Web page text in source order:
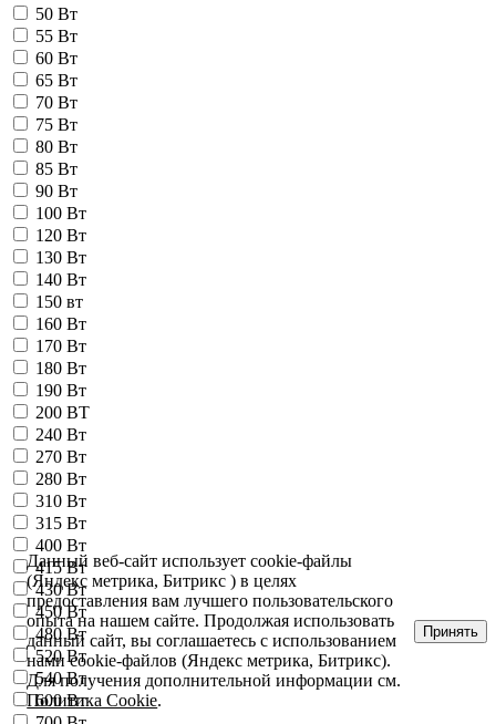
50 Вт
55 Вт
60 Вт
65 Вт
70 Вт
75 Вт
80 Вт
85 Вт
90 Вт
100 Вт
120 Вт
130 Вт
140 Вт
150 вт
160 Вт
170 Вт
180 Вт
190 Вт
200 ВТ
240 Вт
270 Вт
280 Вт
310 Вт
315 Вт
400 Вт
415 Вт
430 Вт
450 Вт
480 Вт
520 Вт
540 Вт
600 Вт
Данный веб-сайт использует cookie-файлы
(Яндекс метрика, Битрикс ) в целях
предоставления вам лучшего пользовательского
опыта на нашем сайте. Продолжая использовать
данный сайт, вы соглашаетесь с использованием
нами cookie-файлов (Яндекс метрика, Битрикс).
Для получения дополнительной информации см.
Политика Cookie.
Принять